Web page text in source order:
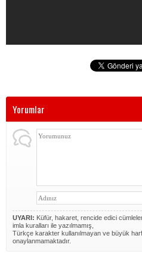
Yorumlar
UYARI: Küfür, hakaret, rencide edici
imla kuralları ile yazılmamış,
Türkçe karakter kullanılmayan ve büyük
onaylanmamaktadır.